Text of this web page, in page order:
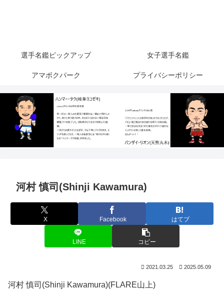
選手名鑑ピックアップ 女子選手名鑑
アマボクパーク プライバシーポリシー
河村 慎司(Shinji Kawamura)
X Facebook はてブ
LINE コピー
2021.03.25 2025.05.09
河村 慎司(Shinji Kawamura)(FLARE山上)